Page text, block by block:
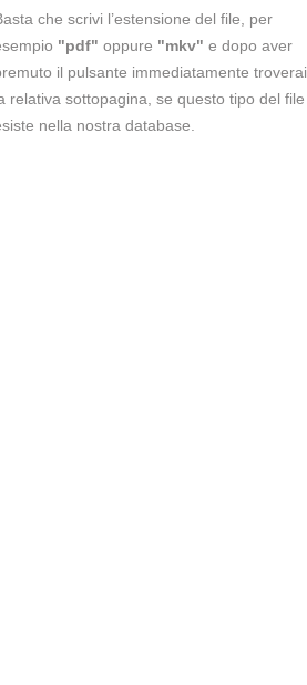
che scrivi l’estensione del file, per
"pdf" oppure "mkv" e dopo aver
il pulsante immediatamente troverai
relativa sottopagina, se questo tipo del file
nella nostra database.